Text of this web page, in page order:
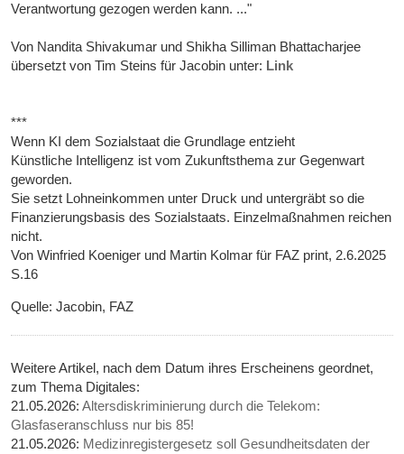
Verantwortung gezogen werden kann. ..."
Von Nandita Shivakumar und Shikha Silliman Bhattacharjee
übersetzt von Tim Steins für Jacobin unter: Link
***
Wenn KI dem Sozialstaat die Grundlage entzieht
Künstliche Intelligenz ist vom Zukunftsthema zur Gegenwart
geworden.
Sie setzt Lohneinkommen unter Druck und untergräbt so die
Finanzierungsbasis des Sozialstaats. Einzelmaßnahmen reichen
nicht.
Von Winfried Koeniger und Martin Kolmar für FAZ print, 2.6.2025
S.16
Quelle: Jacobin, FAZ
Weitere Artikel, nach dem Datum ihres Erscheinens geordnet,
zum Thema Digitales:
21.05.2026:Altersdiskriminierung durch die Telekom:
Glasfaseranschluss nur bis 85!
21.05.2026: Medizinregistergesetz soll Gesundheitsdaten der